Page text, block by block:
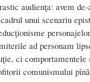
audienţa: avem
unui scenariu
ad personam
ci
comunismului